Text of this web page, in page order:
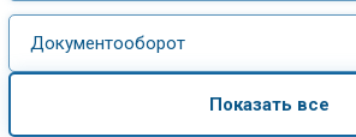
Документооборот
Показать все